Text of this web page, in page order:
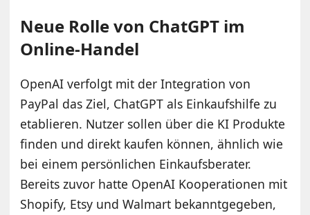
Neue Rolle von ChatGPT im
Online-Handel
OpenAI verfolgt mit der Integration von
PayPal das Ziel, ChatGPT als Einkaufshilfe zu
etablieren. Nutzer sollen über die KI Produkte
finden und direkt kaufen können, ähnlich wie
bei einem persönlichen Einkaufsberater.
Bereits zuvor hatte OpenAI Kooperationen mit
Shopify, Etsy und Walmart bekanntgegeben,